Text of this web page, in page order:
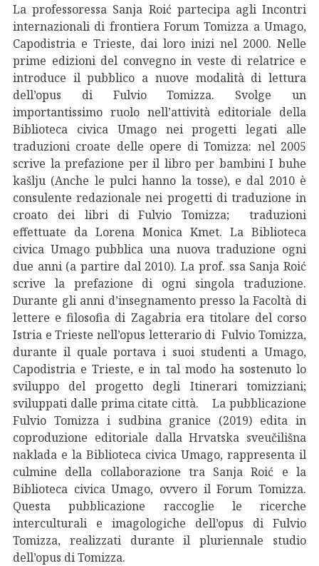
La professoressa Sanja Roić partecipa agli Incontri
internazionali di frontiera Forum Tomizza a Umago,
Capodistria e Trieste, dai loro inizi nel 2000. Nelle
prime edizioni del convegno in veste di relatrice e
introduce il pubblico a nuove modalità di lettura
dell’opus di Fulvio Tomizza. Svolge un
importantissimo ruolo nell’attività editoriale della
Biblioteca civica Umago nei progetti legati alle
traduzioni croate delle opere di Tomizza: nel 2005
scrive la prefazione per il libro per bambini I buhe
kašlju (Anche le pulci hanno la tosse), e dal 2010 è
consulente redazionale nei progetti di traduzione in
croato dei libri di Fulvio Tomizza; traduzioni
effettuate da Lorena Monica Kmet. La Biblioteca
civica Umago pubblica una nuova traduzione ogni
due anni (a partire dal 2010). La prof. ssa Sanja Roić
scrive la prefazione di ogni singola traduzione.
Durante gli anni d’insegnamento presso la Facoltà di
lettere e filosofia di Zagabria era titolare del corso
Istria e Trieste nell’opus letterario di Fulvio Tomizza,
durante il quale portava i suoi studenti a Umago,
Capodistria e Trieste, e in tal modo ha sostenuto lo
sviluppo del progetto degli Itinerari tomizziani;
sviluppati dalle prima citate città. La pubblicazione
Fulvio Tomizza i sudbina granice (2019) edita in
coproduzione editoriale dalla Hrvatska sveučilišna
naklada e la Biblioteca civica Umago, rappresenta il
culmine della collaborazione tra Sanja Roić e la
Biblioteca civica Umago, ovvero il Forum Tomizza.
Questa pubblicazione raccoglie le ricerche
interculturali e imagologiche dell’opus di Fulvio
Tomizza, realizzati durante il pluriennale studio
dell’opus di Tomizza.